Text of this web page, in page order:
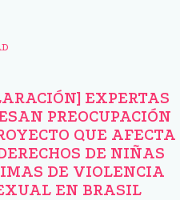
EXPERTAS
PREOCUPACIÓN
QUE AFECTA
DE NIÑAS
DE VIOLENCIA
EN BRASIL